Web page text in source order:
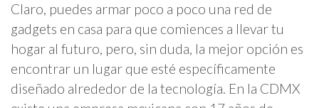
Claro, puedes armar poco a poco una red de
gadgets en casa para que comiences a llevar tu
hogar al futuro, pero, sin duda, la mejor opción es
encontrar un lugar que esté específicamente
diseñado alrededor de la tecnología. En la CDMX